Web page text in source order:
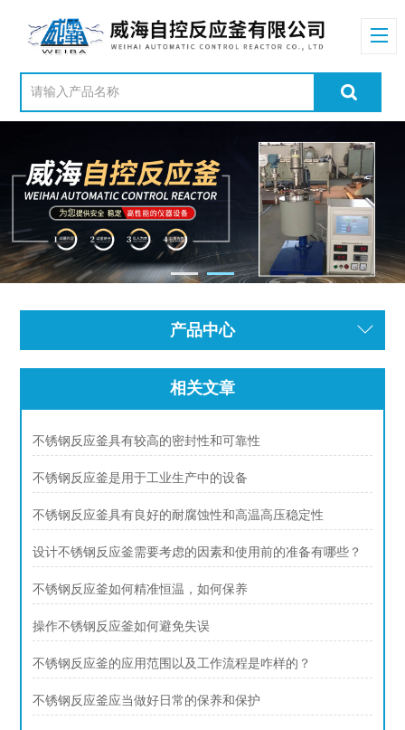
产品中心
相关文章
不锈钢反应釜具有较高的密封性和可靠性
不锈钢反应釜是用于工业生产中的设备
不锈钢反应釜具有良好的耐腐蚀性和高温高压稳定性
设计不锈钢反应釜需要考虑的因素和使用前的准备有哪些？
不锈钢反应釜如何精准恒温，如何保养
操作不锈钢反应釜如何避免失误
不锈钢反应釜的应用范围以及工作流程是咋样的？
不锈钢反应釜应当做好日常的保养和保护